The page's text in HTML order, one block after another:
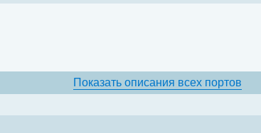
Показатьописания всех портов